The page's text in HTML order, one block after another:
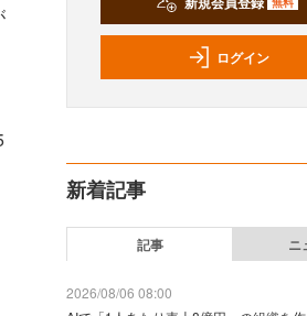
ログイン
新着記事
記事 ニ
2026/08/06 08:00